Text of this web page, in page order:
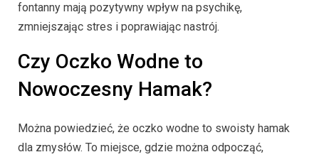
fontanny mają pozytywny wpływ na psychikę,
zmniejszając stres i poprawiając nastrój.
Czy Oczko Wodne to
Nowoczesny Hamak?
Można powiedzieć, że oczko wodne to swoisty hamak
dla zmysłów. To miejsce, gdzie można odpocząć,